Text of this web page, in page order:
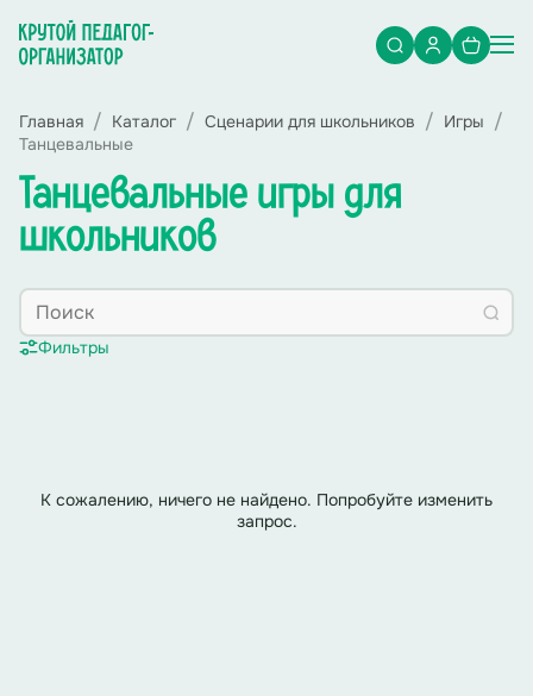
Главная Каталог Сценарии для школьников
Игры
Танцевальные
Танцевальные игры для
школьников
Фильтры
К сожалению, ничего не найдено. Попробуйте изменить
запрос.